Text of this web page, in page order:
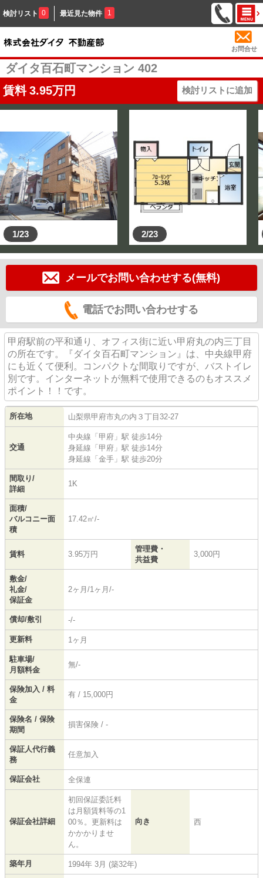
検討リスト 0 最近見た物件 1
お問合せ
ダイタ百石町マンション 402
賃料 3.95万円 検討リストに追加
1/23 2/23
メールでお問い合わせする(無料)
電話でお問い合わせする
甲府駅前の平和通り、オフィス街に近い甲府丸の内三丁目
の所在です。『ダイタ百石町マンション』は、中央線甲府
にも近くて便利。コンパクトな間取りですが、バストイレ
別です。インターネットが無料で使用できるのもオススメ
ポイント！！です。
所在地 山梨県甲府市丸の内 ３丁目32-27
交通
中央線 「 甲府 」駅 徒歩14分
身延線 「 甲府 」駅 徒歩14分
身延線 「 金手 」駅 徒歩20分
間取り/
詳細
1K
面積/
バルコニー面
積
17.42㎡/-
賃料 3.95万円
管理費・
共益費
3,000円
敷金/
礼金/
保証金
2ヶ月/1ヶ月/-
償却/敷引 -/-
更新料 1ヶ月
駐車場/
月額料金
無/-
保険加入 / 料
金
有 / 15,000円
保険名 / 保険
期間
損害保険 / -
保証人代行義
務
任意加入
保証会社 全保連
保証会社詳細
初回保証委託料
は月額賃料等の1
00％。更新料は
かかかりませ
ん。
向き 西
築年月 1994年 3月 (築32年)